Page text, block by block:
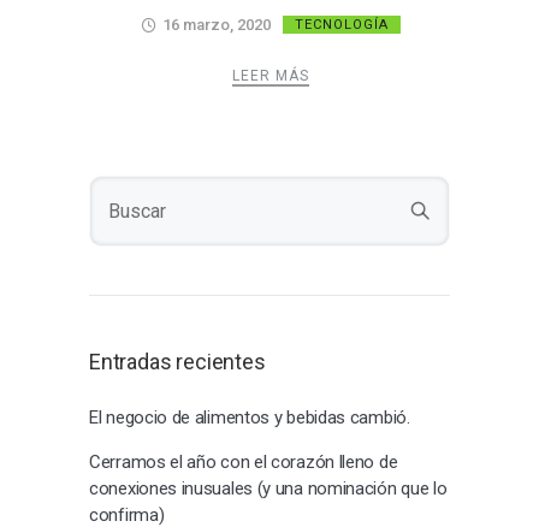
16 marzo, 2020 TECNOLOGÍA
LEER MÁS
Entradas recientes
El negocio de alimentos y bebidas cambió.
Cerramos el año con el corazón lleno de
conexiones inusuales (y una nominación que lo
confirma)